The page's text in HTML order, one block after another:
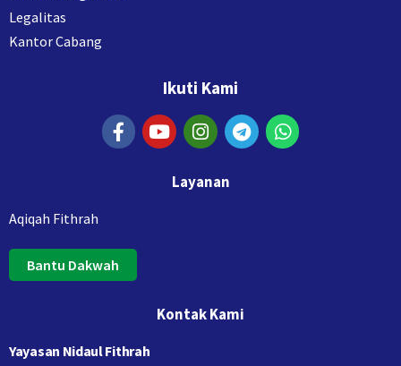
Legalitas
Kantor Cabang
Ikuti Kami
Layanan
Aqiqah Fithrah
Bantu Dakwah
Kontak Kami
Yayasan Nidaul Fithrah